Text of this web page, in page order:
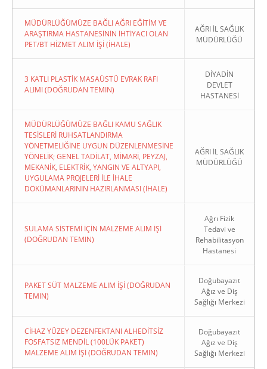
MÜDÜRLÜĞÜMÜZE BAĞLI AĞRI EĞİTİM VE
ARAŞTIRMA HASTANESİNİN İHTİYACI OLAN
PET/BT HİZMET ALIM İŞİ (İHALE)
AĞRI İL SAĞLIK
MÜDÜRLÜĞÜ
3 KATLI PLASTİK MASAÜSTÜ EVRAK RAFI
ALIMI (DOĞRUDAN TEMIN)
DİYADİN
DEVLET
HASTANESİ
MÜDÜRLÜĞÜMÜZE BAĞLI KAMU SAĞLIK
TESİSLERİ RUHSATLANDIRMA
YÖNETMELİĞİNE UYGUN DÜZENLENMESİNE
YÖNELİK; GENEL TADİLAT, MİMARİ, PEYZAJ,
MEKANİK, ELEKTRİK, YANGIN VE ALTYAPI,
UYGULAMA PROJELERİ İLE İHALE
DÖKÜMANLARININ HAZIRLANMASI (İHALE)
AĞRI İL SAĞLIK
MÜDÜRLÜĞÜ
SULAMA SİSTEMİ İÇİN MALZEME ALIM İŞİ
(DOĞRUDAN TEMIN)
Ağrı Fizik
Tedavi ve
Rehabilitasyon
Hastanesi
PAKET SÜT MALZEME ALIM İŞİ (DOĞRUDAN
TEMIN)
Doğubayazıt
Ağız ve Diş
Sağlığı Merkezi
CİHAZ YÜZEY DEZENFEKTANI ALHEDİTSİZ
FOSFATSIZ MENDİL (100LÜK PAKET)
MALZEME ALIM İŞİ (DOĞRUDAN TEMIN)
Doğubayazıt
Ağız ve Diş
Sağlığı Merkezi